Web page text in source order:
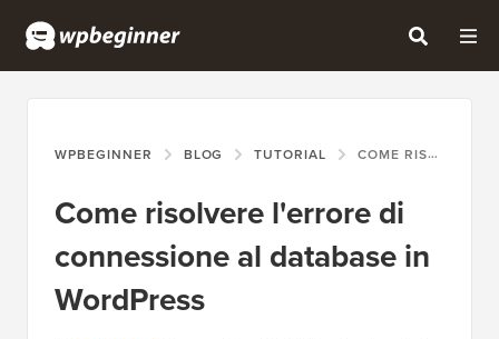
WPBEGINNER BLOG TUTORIAL COME RISOLVERE L'ERRORE DI CONNESSIONE AL DATABASE IN WORDPRESS
Come risolvere l'errore di
connessione al database in
WordPress